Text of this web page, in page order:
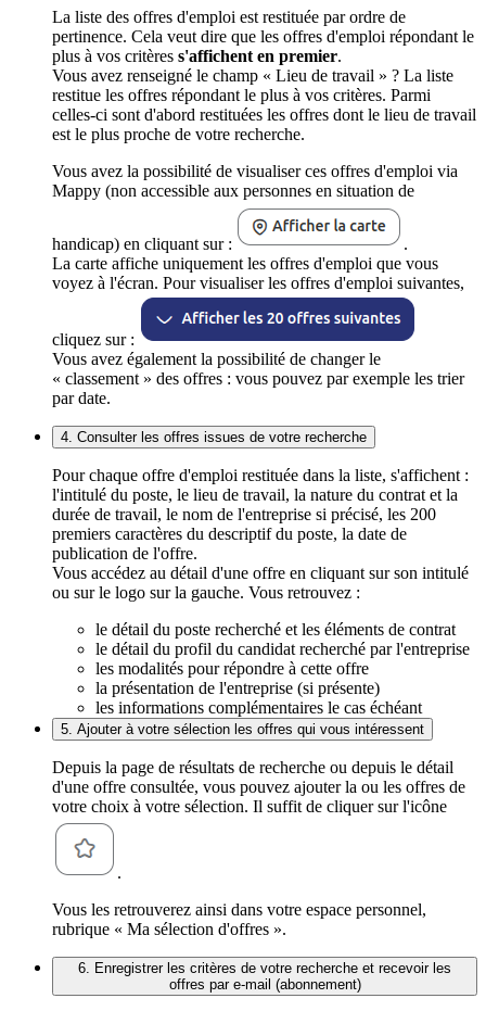
La liste des offres d'emploi est restituée par ordre de
pertinence. Cela veut dire que les offres d'emploi répondant le
plus à vos critères s'affichent en premier.
Vous avez renseigné le champ « Lieu de travail » ? La liste
restitue les offres répondant le plus à vos critères. Parmi
celles-ci sont d'abord restituées les offres dont le lieu de travail
est le plus proche de votre recherche.
Vous avez la possibilité de visualiser ces offres d'emploi via
Mappy (non accessible aux personnes en situation de
handicap) en cliquant sur :
.
La carte affiche uniquement les offres d'emploi que vous
voyez à l'écran. Pour visualiser les offres d'emploi suivantes,
cliquez sur :
Vous avez également la possibilité de changer le
« classement » des offres : vous pouvez par exemple les trier
par date.
4. Consulter les offres issues de votre recherche
Pour chaque offre d'emploi restituée dans la liste, s'affichent :
l'intitulé du poste, le lieu de travail, la nature du contrat et la
durée de travail, le nom de l'entreprise si précisé, les 200
premiers caractères du descriptif du poste, la date de
publication de l'offre.
Vous accédez au détail d'une offre en cliquant sur son intitulé
ou sur le logo sur la gauche. Vous retrouvez :
le détail du poste recherché et les éléments de contrat
le détail du profil du candidat recherché par l'entreprise
les modalités pour répondre à cette offre
la présentation de l'entreprise (si présente)
les informations complémentaires le cas échéant
5. Ajouter à votre sélection les offres qui vous intéressent
Depuis la page de résultats de recherche ou depuis le détail
d'une offre consultée, vous pouvez ajouter la ou les offres de
votre choix à votre sélection. Il suffit de cliquer sur l'icône
.
Vous les retrouverez ainsi dans votre espace personnel,
rubrique « Ma sélection d'offres ».
6. Enregistrer les critères de votre recherche et recevoir les
offres par e-mail (abonnement)